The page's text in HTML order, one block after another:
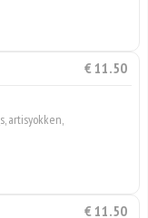
€ 11.50
s, artisyokken,
€ 11.50